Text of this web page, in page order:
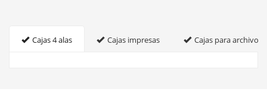
Cajas 4 alas Cajas impresas Cajas para archivo